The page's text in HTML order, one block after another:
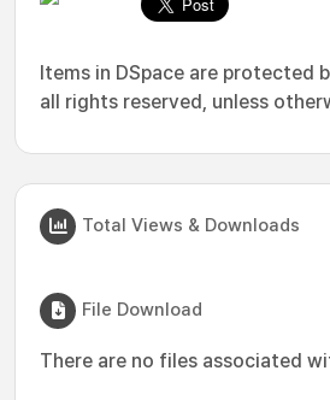
Items in DSpace are protected
all rights reserved, unless
Total Views & Downloads
File Download
There are no files associated